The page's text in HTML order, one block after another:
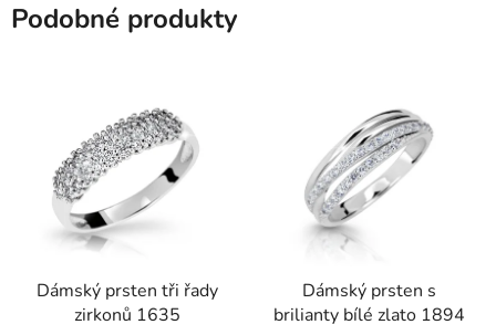
Podobné produkty
Dámský prsten tři řady
zirkonů 1635
Dámský prsten s
brilianty bílé zlato 1894